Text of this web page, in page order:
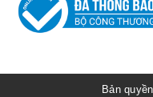
Bản